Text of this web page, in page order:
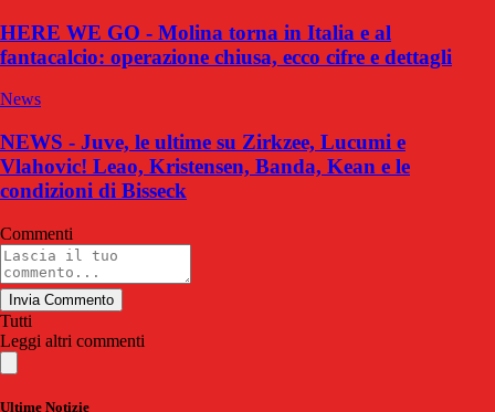
HERE WE GO - Molina torna in Italia e al
fantacalcio: operazione chiusa, ecco cifre e dettagli
News
NEWS - Juve, le ultime su Zirkzee, Lucumi e
Vlahovic! Leao, Kristensen, Banda, Kean e le
condizioni di Bisseck
Commenti
Invia Commento
Tutti
Leggi altri commenti
Ultime Notizie